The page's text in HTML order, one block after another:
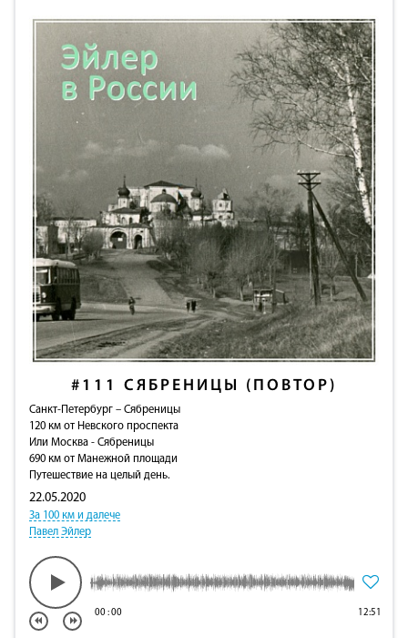
#111 СЯБРЕНИЦЫ (ПОВТОР)
Санкт-Петербург – Сябреницы
120 км от Невского проспекта
Или Москва - Сябреницы
690 км от Манежной площади
Путешествие на целый день.
22.05.2020
За 100 км и далече
Павел Эйлер
00:00 12:51